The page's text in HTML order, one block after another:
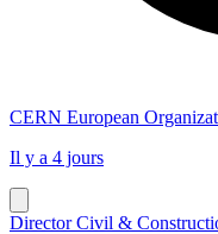
CERN European
Il y a 4 jours
Director Civil &